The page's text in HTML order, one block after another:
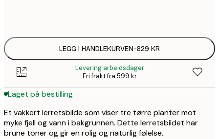
LEGG I HANDLEKURVEN-629 KR
Levering arbeidsdager
Fri frakt fra 599 kr
Laget på bestilling
Et vakkert lerretsbilde som viser tre tørre planter mot
myke fjell og vann i bakgrunnen. Dette lerretsbildet har
brune toner og gir en rolig og naturlig følelse.